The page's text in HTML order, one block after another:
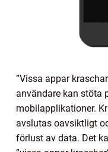
”Vissa appar
användare kan stöta
mobilapplikationer.
avslutas oavsiktligt
förlust av data. Det